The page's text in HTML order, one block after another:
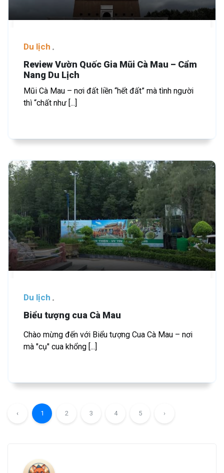
Du lịch
Review Vườn Quốc Gia Mũi Cà Mau – Cẩm
Nang Du Lịch
Mũi Cà Mau – nơi đất liền “hết đất” mà tình người
thì “chất như [...]
Du lịch
Biểu tượng cua Cà Mau
Chào mừng đến với Biểu tượng Cua Cà Mau – nơi
mà "cụ" cua khổng [...]
‹ 1 2 3 4 5 ›